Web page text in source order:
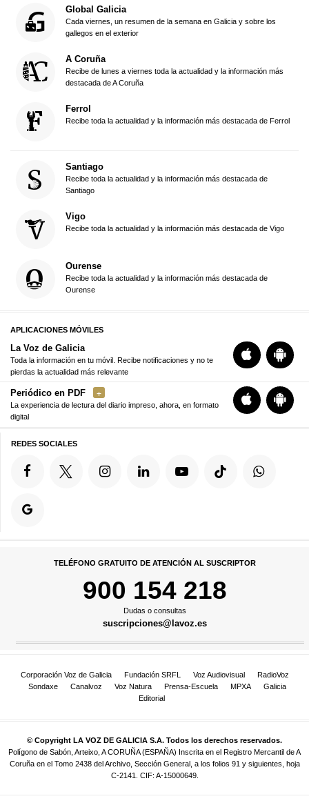
Global Galicia
Cada viernes, un resumen de la semana en Galicia y sobre los
gallegos en el exterior
A Coruña
Recibe de lunes a viernes toda la actualidad y la información más
destacada de A Coruña
Ferrol
Recibe toda la actualidad y la información más destacada de Ferrol
Santiago
Recibe toda la actualidad y la información más destacada de
Santiago
Vigo
Recibe toda la actualidad y la información más destacada de Vigo
Ourense
Recibe toda la actualidad y la información más destacada de
Ourense
APLICACIONES MÓVILES
La Voz de Galicia
Toda la información en tu móvil. Recibe notificaciones y no te
pierdas la actualidad más relevante
Periódico en PDF
La experiencia de lectura del diario impreso, ahora, en formato
digital
REDES SOCIALES
TELÉFONO GRATUITO DE ATENCIÓN AL SUSCRIPTOR
900 154 218
Dudas o consultas
suscripciones@lavoz.es
Corporación Voz de Galicia Fundación SRFL Voz Audiovisual
RadioVoz
Sondaxe
Canalvoz Voz Natura Prensa-Escuela MPXA
Galicia
Editorial
© Copyright LA VOZ DE GALICIA S.A. Todos los derechos reservados.
Polígono de Sabón, Arteixo, A CORUÑA (ESPAÑA) Inscrita en el Registro Mercantil de A
Coruña en el Tomo 2438 del Archivo, Sección General, a los folios 91 y siguientes, hoja
C-2141. CIF: A-15000649.